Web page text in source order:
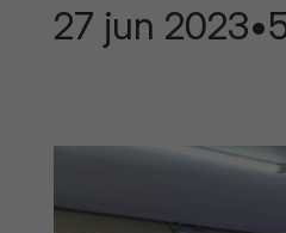
27 jun 2023•